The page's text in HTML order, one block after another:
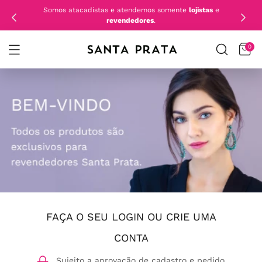
Somos atacadistas e atendemos somente lojistase
revendedores.
0
FAÇA O SEU LOGIN OU CRIE UMA
CONTA
Sujeito a aprovação de cadastro e pedido